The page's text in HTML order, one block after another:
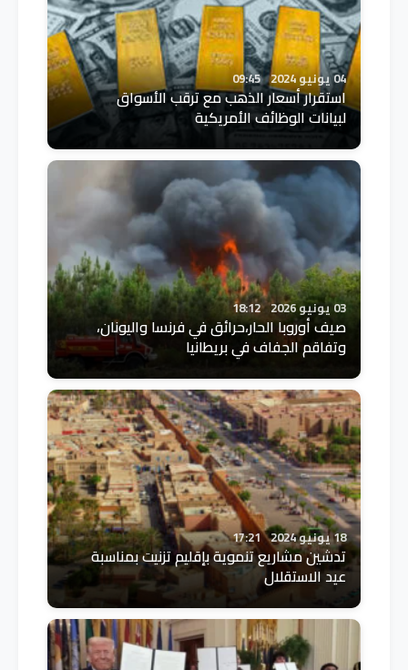
04 يونيو 2024 09:45
استقرار أسعار الذهب مع ترقب الأسواق
لبيانات الوظائف الأمريكية
03 يونيو 2026 18:12
صيف أوروبا الحار،حرائق في فرنسا واليونان،
وتفاقم الجفاف في بريطانيا
18 يونيو 2024 17:21
تدشين مشاريع تنموية بإقليم تزنيت بمناسبة
عيد الاستقلال